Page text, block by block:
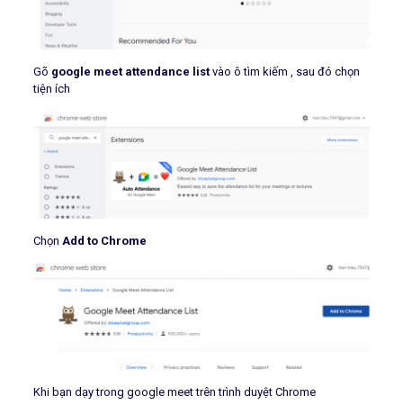
Gõ google meet attendance listvào ô tìm kiếm , sau đó chọn
tiện ích
Chọn Add to Chrome
Khi bạn dạy trong google meet trên trình duyệt Chrome